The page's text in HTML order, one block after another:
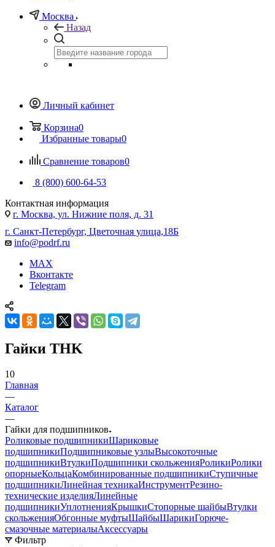
Москва
Назад
Личный кабинет
Корзина0
Избранные товары0
Сравнение товаров0
8 (800) 600-64-53
Контактная информация
г. Москва, ул. Нижние поля, д. 31
г. Санкт-Петербург, Цветочная улица,18Б
info@podrf.ru
MAX
Вконтакте
Telegram
Гайки THK
10
Главная
—
Каталог
—
Гайки для подшипников
Роликовые подшипникиШариковые
подшипникиПодшипниковые узлыВысокоточные
подшипникиВтулкиПодшипники скольженияРоликиРолики
опорныеКольцаКомбинированные подшипникиСтупичные
подшипникиЛинейная техникаИнструментРезино-
технические изделияЛинейные
подшипникиУплотненияКрышкиСтопорные шайбыВтулки
скольженияОбгонные муфтыШайбыШарикиГорюче-
смазочные материалыАксессуары
Фильтр